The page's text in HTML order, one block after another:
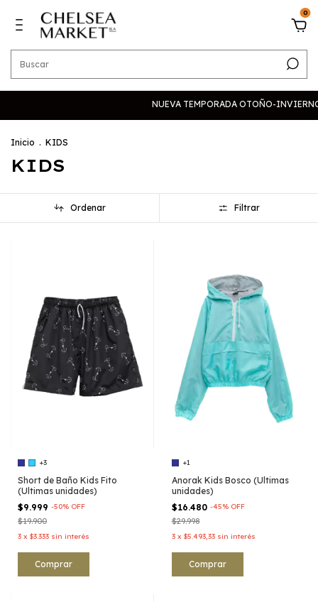
0
NUEVA TEMPORADA OTOÑO-INVIERNO
Inicio . KIDS
KIDS
Ordenar Filtrar
+3
Short de Baño Kids Fito
(Ultimas unidades)
$9.999 -50% OFF
$19.900
3 x $3.333 sin interés
Comprar
+1
Anorak Kids Bosco (Ultimas
unidades)
$16.480 -45% OFF
$29.998
3 x $5.493,33 sin interés
Comprar